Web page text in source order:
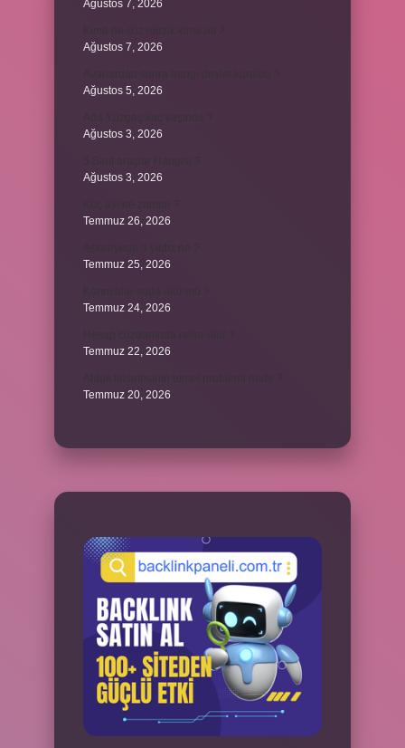
Ağustos 7, 2026
Ağustos 7, 2026
Ağustos 5, 2026
Ağustos 3, 2026
Ağustos 3, 2026
Temmuz 26, 2026
Temmuz 25, 2026
Temmuz 24, 2026
Temmuz 22, 2026
Temmuz 20, 2026